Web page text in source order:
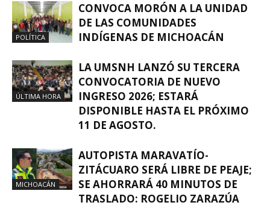
POLÍTICA
CONVOCA MORÓN A LA UNIDAD
DE LAS COMUNIDADES
INDÍGENAS DE MICHOACÁN
ÚLTIMA HORA
LA UMSNH LANZÓ SU TERCERA
CONVOCATORIA DE NUEVO
INGRESO 2026; ESTARÁ
DISPONIBLE HASTA EL PRÓXIMO
11 DE AGOSTO.
MICHOACÁN
AUTOPISTA MARAVATÍO-
ZITÁCUARO SERÁ LIBRE DE PEAJE;
SE AHORRARÁ 40 MINUTOS DE
TRASLADO: ROGELIO ZARAZÚA